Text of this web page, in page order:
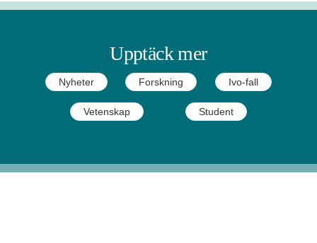
Upptäck mer
Nyheter Forskning Ivo-fall
Vetenskap Student